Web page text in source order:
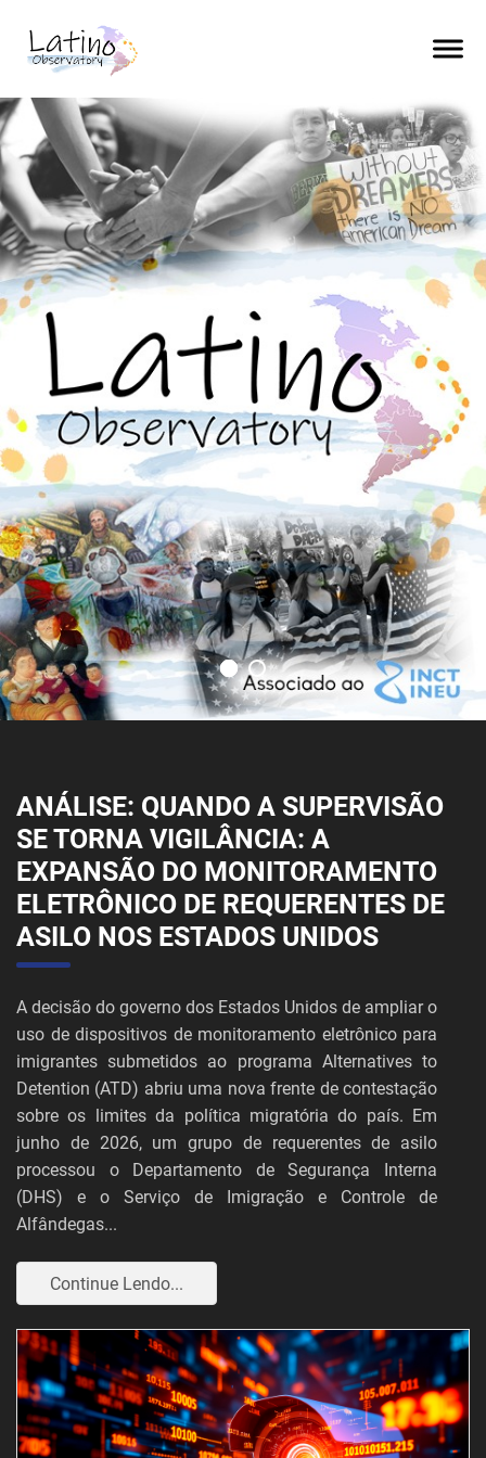
ANÁLISE: QUANDO A SUPERVISÃO
SE TORNA VIGILÂNCIA: A
EXPANSÃO DO MONITORAMENTO
ELETRÔNICO DE REQUERENTES DE
ASILO NOS ESTADOS UNIDOS
A decisão do governo dos Estados Unidos de ampliar o
uso de dispositivos de monitoramento eletrônico para
imigrantes submetidos ao programa Alternatives to
Detention (ATD) abriu uma nova frente de contestação
sobre os limites da política migratória do país. Em
junho de 2026, um grupo de requerentes de asilo
processou o Departamento de Segurança Interna
(DHS) e o Serviço de Imigração e Controle de
Alfândegas...
Continue Lendo...